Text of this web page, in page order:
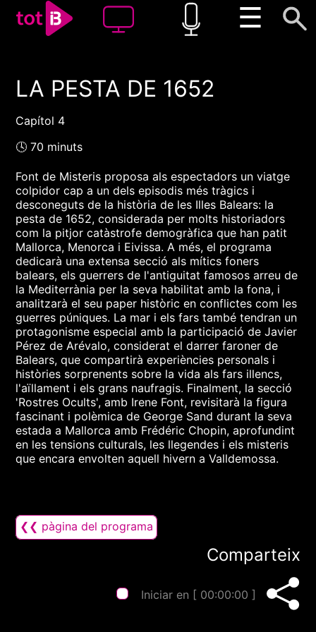
☰
00:00 00:00
LA PESTA DE 1652
Capítol 4
🕓 70 minuts
Font de Misteris proposa als espectadors un viatge
colpidor cap a un dels episodis més tràgics i
desconeguts de la història de les Illes Balears: la
pesta de 1652, considerada per molts historiadors
com la pitjor catàstrofe demogràfica que han patit
Mallorca, Menorca i Eivissa. A més, el programa
dedicarà una extensa secció als mítics foners
balears, els guerrers de l'antiguitat famosos arreu de
la Mediterrània per la seva habilitat amb la fona, i
analitzarà el seu paper històric en conflictes com les
guerres púniques. La mar i els fars també tendran un
protagonisme especial amb la participació de Javier
Pérez de Arévalo, considerat el darrer faroner de
Balears, que compartirà experiències personals i
històries sorprenents sobre la vida als fars illencs,
l'aïllament i els grans naufragis. Finalment, la secció
'Rostres Ocults', amb Irene Font, revisitarà la figura
fascinant i polèmica de George Sand durant la seva
estada a Mallorca amb Frédéric Chopin, aprofundint
en les tensions culturals, les llegendes i els misteris
que encara envolten aquell hivern a Valldemossa.
❮❮ pàgina del programa
Comparteix
Iniciar en [ 00:00:00 ]